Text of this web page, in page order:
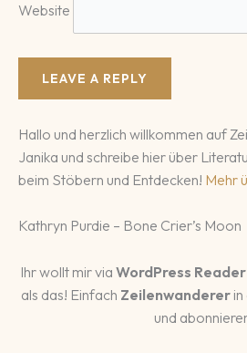
Website
Hallo und herzlich willkommen auf
Janika und schreibe hier über
beim Stöbern und Entdecken! Mehr
Kathryn Purdie – Bone Crier’s Moon
Ihr wollt mir via WordPress Reader
als das! Einfach Zeilenwandererin
und